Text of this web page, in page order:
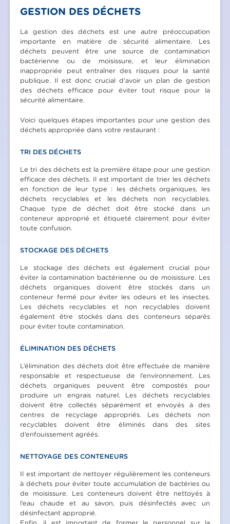
GESTION DES DÉCHETS
La gestion des déchets est une autre préoccupation
importante en matière de sécurité alimentaire. Les
déchets peuvent être une source de contamination
bactérienne ou de moisissure, et leur élimination
inappropriée peut entraîner des risques pour la santé
publique. Il est donc crucial d’avoir un plan de gestion
des déchets efficace pour éviter tout risque pour la
sécurité alimentaire.
Voici quelques étapes importantes pour une gestion des
déchets appropriée dans votre restaurant :
TRI DES DÉCHETS
Le tri des déchets est la première étape pour une gestion
efficace des déchets. Il est important de trier les déchets
en fonction de leur type : les déchets organiques, les
déchets recyclables et les déchets non recyclables.
Chaque type de déchet doit être stocké dans un
conteneur approprié et étiqueté clairement pour éviter
toute confusion.
STOCKAGE DES DÉCHETS
Le stockage des déchets est également crucial pour
éviter la contamination bactérienne ou de moisissure. Les
déchets organiques doivent être stockés dans un
conteneur fermé pour éviter les odeurs et les insectes.
Les déchets recyclables et non recyclables doivent
également être stockés dans des conteneurs séparés
pour éviter toute contamination.
ÉLIMINATION DES DÉCHETS
L’élimination des déchets doit être effectuée de manière
responsable et respectueuse de l’environnement. Les
déchets organiques peuvent être compostés pour
produire un engrais naturel. Les déchets recyclables
doivent être collectés séparément et envoyés à des
centres de recyclage appropriés. Les déchets non
recyclables doivent être éliminés dans des sites
d’enfouissement agréés.
NETTOYAGE DES CONTENEURS
Il est important de nettoyer régulièrement les conteneurs
à déchets pour éviter toute accumulation de bactéries ou
de moisissure. Les conteneurs doivent être nettoyés à
l’eau chaude et au savon, puis désinfectés avec un
désinfectant approprié.